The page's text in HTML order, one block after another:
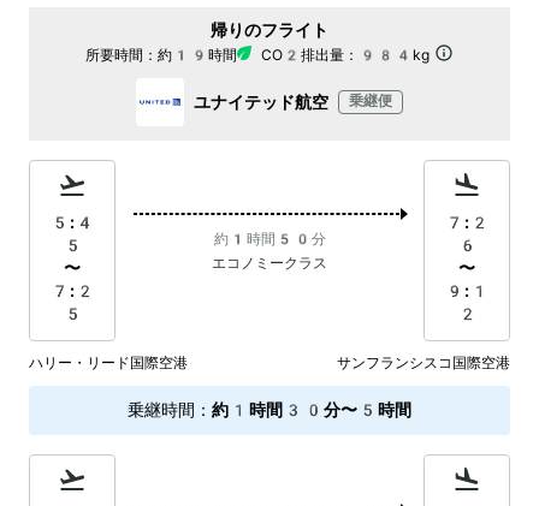
帰りのフライト
所要時間： 約19時間 CO2排出量： 984kg
ユナイテッド航空 乗継便
5:4
5
〜
7:2
5
約1時間50分
エコノミークラス
7:2
6
〜
9:1
2
ハリー・リード国際空港 サンフランシスコ国際空港
乗継時間 ： 約1時間30分〜5時間